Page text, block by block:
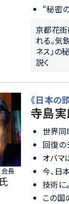
“秘密
京都花
れる。気
ネス」の
説く
長
《日本の
寺島実
世界同
回復の
オバマ
今、日
技術
この国